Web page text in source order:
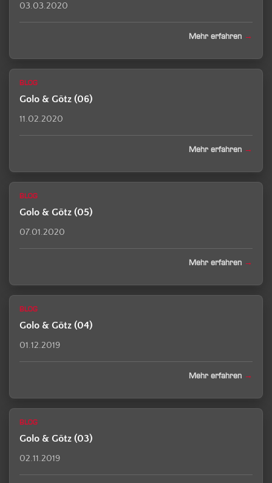
03.03.2020
Mehr erfahren
BLOG
Golo & Götz (06)
11.02.2020
Mehr erfahren
BLOG
Golo & Götz (05)
07.01.2020
Mehr erfahren
BLOG
Golo & Götz (04)
01.12.2019
Mehr erfahren
BLOG
Golo & Götz (03)
02.11.2019